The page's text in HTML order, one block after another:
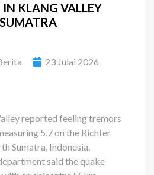
IN KLANG VALLEY
23 Julai 2026
reported feeling tremors
5.7 on the Richter
Sumatra, Indonesia.
said the quake